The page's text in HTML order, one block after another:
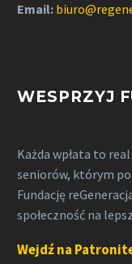
Email:
WESPRZYJ
Każda wpłata to
seniorów, którym
Fundację
społeczność na
Wejdź na